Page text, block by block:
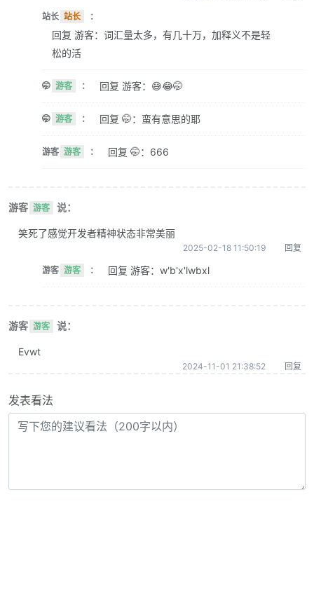
站长 站长 ：
回复 游客：词汇量太多，有几十万，加释义不是轻
松的活
🤭 游客 ： 回复 游客：😅😂🤭
🤭 游客 ： 回复 🤭：蛮有意思的耶
游客 游客 ： 回复 🤭：666
游客 游客 说：
笑死了感觉开发者精神状态非常美丽
2025-02-18 11:50:19 回复
游客 游客 ： 回复 游客：w'b'x'lwbxl
游客 游客 说：
Evwt
2024-11-01 21:38:52 回复
发表看法